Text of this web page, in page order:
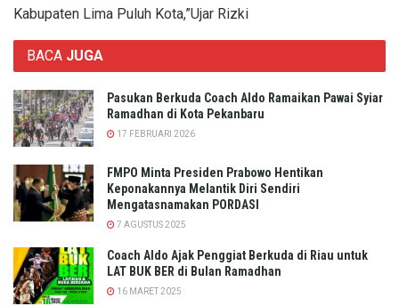
Kabupaten Lima Puluh Kota,”Ujar Rizki
BACA JUGA
Pasukan Berkuda Coach Aldo Ramaikan Pawai Syiar
Ramadhan di Kota Pekanbaru
17 FEBRUARI 2026
FMPO Minta Presiden Prabowo Hentikan
Keponakannya Melantik Diri Sendiri
Mengatasnamakan PORDASI
7 AGUSTUS 2025
Coach Aldo Ajak Penggiat Berkuda di Riau untuk
LAT BUK BER di Bulan Ramadhan
16 MARET 2025